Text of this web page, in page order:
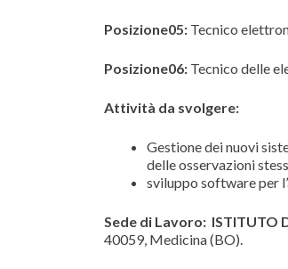
Posizione05: Tecnico
Posizione06: Tecnico delle
Attività da svolgere:
Gestione dei nuovi
delle osservazioni
sviluppo software per
Sede di Lavoro: ISTITUTO
40059, Medicina (BO).